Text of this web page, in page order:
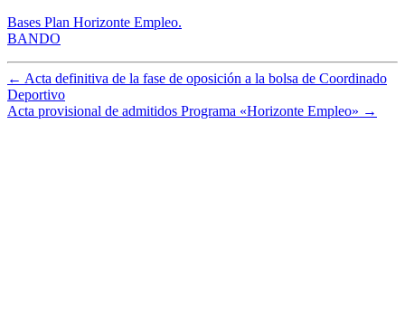
Bases Plan Horizonte Empleo.
BANDO
← Acta definitiva de la fase de oposición a la bolsa de Coordinado
Deportivo
Acta provisional de admitidos Programa «Horizonte Empleo» →